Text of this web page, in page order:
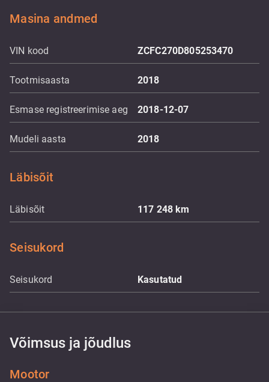
Masina andmed
VIN kood ZCFC270D805253470
Tootmisaasta 2018
Esmase registreerimise aeg 2018-12-07
Mudeli aasta 2018
Läbisõit
Läbisõit 117 248km
Seisukord
Seisukord Kasutatud
Võimsus ja jõudlus
Mootor